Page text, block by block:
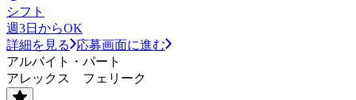
シフト
週3日からOK
詳細を見る
応募画面に進む
アルバイト・パート
アレックス フェリーク